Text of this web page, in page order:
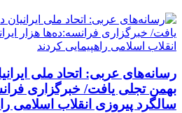
بهمن تجلی یافت/ خبرگزاری
سالگرد پیروزی انقلاب اسلامی